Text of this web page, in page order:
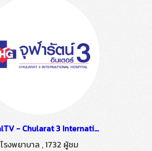
DigitalTV - Chularat 3 International Hospital
โรงพยาบาล ,1732 ผู้ชม